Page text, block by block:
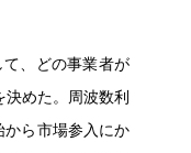
、どの事業者が
めた。周波数利
から市場参入にか